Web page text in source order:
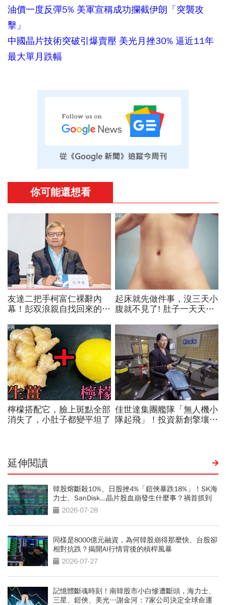
油價一度反彈5% 美軍宣稱成功攔截伊朗「突襲攻
擊」
中國晶片技術突破引爆賣壓 美光月挫30% 逼近11年
最大單月跌幅
延伸閱讀
韓股熔斷殺10%、日股挫4%「鎧俠暴跌18%」！SK海
力士、SanDisk...晶片股血崩發生什麼事？禍首抓到
了 2026-07-28
同樣是8000億元融資，為何韓股崩得那麼快、台股卻
相對抗跌？揭開AI行情背後的槓桿風暴
2026-07-27
記憶體斷魂時刻！南韓股市小白慘遭斷頭，海力士、
三星、鎧俠、美光…謝金河：7家公司決定全球命運